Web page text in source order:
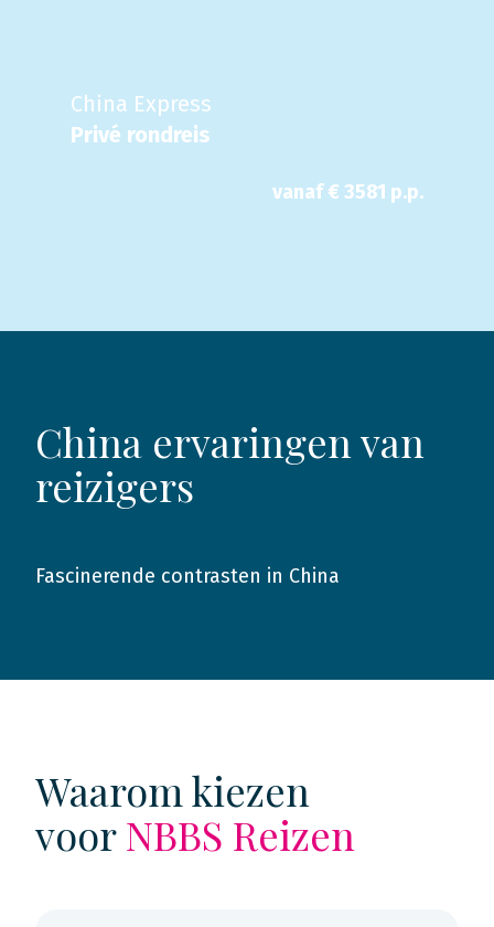
China Express
Privé rondreis
vanaf € 3581 p.p.
China ervaringen van
reizigers
2013
Fascinerende contrasten in China
Waarom kiezen
voorNBBS Reizen